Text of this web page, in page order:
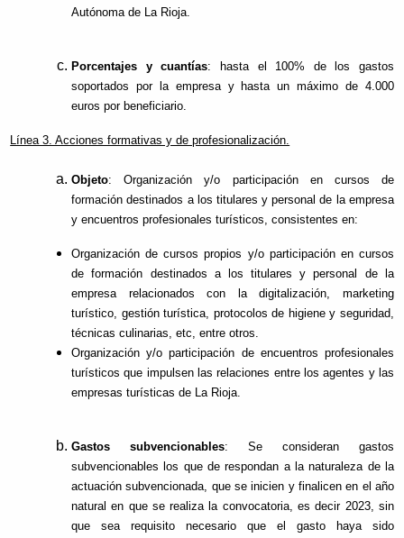
Autónoma de La Rioja.
Porcentajes y cuantías: hasta el 100% de los gastos
soportados por la empresa y hasta un máximo de 4.000
euros por beneficiario.
Línea 3. Acciones formativas y de profesionalización.
Objeto: Organización y/o participación en cursos de
formación destinados a los titulares y personal de la empresa
y encuentros profesionales turísticos, consistentes en:
Organización de cursos propios y/o participación en cursos
de formación destinados a los titulares y personal de la
empresa relacionados con la digitalización, marketing
turístico, gestión turística, protocolos de higiene y seguridad,
técnicas culinarias, etc, entre otros.
Organización y/o participación de encuentros profesionales
turísticos que impulsen las relaciones entre los agentes y las
empresas turísticas de La Rioja.
Gastos subvencionables: Se consideran gastos
subvencionables los que de respondan a la naturaleza de la
actuación subvencionada, que se inicien y finalicen en el año
natural en que se realiza la convocatoria, es decir 2023, sin
que sea requisito necesario que el gasto haya sido